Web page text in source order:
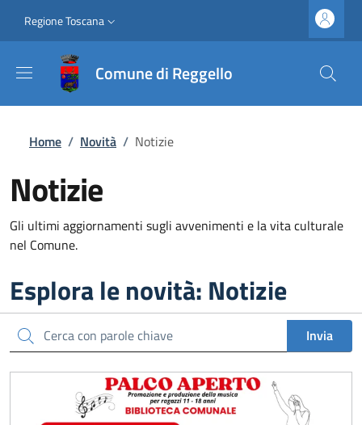
Slim top
Regione Toscana
Comune di Reggello
Briciole di pane
Home / Novità / Notizie
Notizie
Gli ultimi aggiornamenti sugli avvenimenti e la vita culturale
nel Comune.
Esplora le novità: Notizie
Cerca Invia